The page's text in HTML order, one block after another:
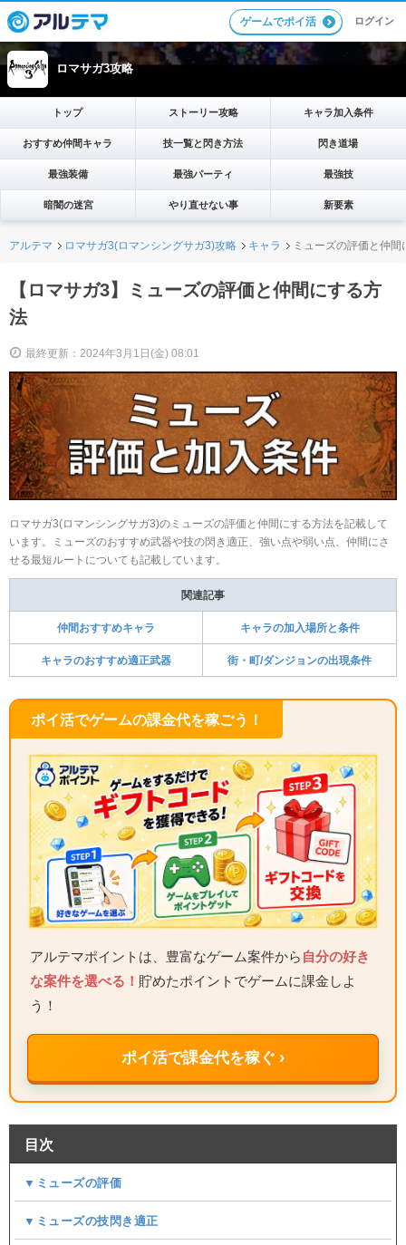
ゲームでポイ活 ログイン
ロマサガ3攻略
トップ ストーリー攻略 キャラ加入条件
おすすめ仲間キャラ 技一覧と閃き方法 閃き道場
最強装備 最強パーティ 最強技
暗闇の迷宮 やり直せない事 新要素
アルテマ ロマサガ3(ロマンシングサガ3)攻略 キャラ ミューズの評価と仲間
【ロマサガ3】ミューズの評価と仲間にする方
法
最終更新：2024年3月1日(金) 08:01
ロマサガ3(ロマンシングサガ3)のミューズの評価と仲間にする方法を記載して
います。ミューズのおすすめ武器や技の閃き適正、強い点や弱い点、仲間にさ
せる最短ルートについても記載しています。
関連記事
仲間おすすめキャラ キャラの加入場所と条件
キャラのおすすめ適正武器 街・町/ダンジョンの出現条件
ポイ活でゲームの課金代を稼ごう！
アルテマポイントは、豊富なゲーム案件から 自分の好き
な案件を選べる！ 貯めたポイントでゲームに課金しよ
う！
ポイ活で課金代を稼ぐ ›
目次
▼ミューズの評価
▼ミューズの技閃き適正